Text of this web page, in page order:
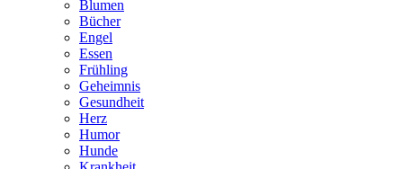
Blumen
Bücher
Engel
Essen
Frühling
Geheimnis
Gesundheit
Herz
Humor
Hunde